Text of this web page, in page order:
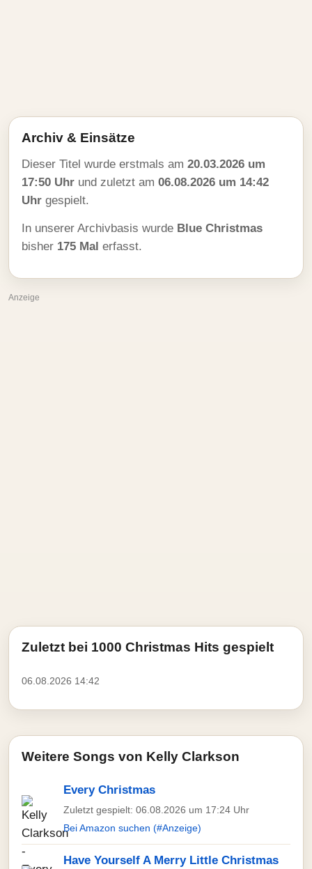
Archiv & Einsätze
Dieser Titel wurde erstmals am 20.03.2026 um
17:50 Uhr und zuletzt am 06.08.2026 um 14:42
Uhr gespielt.
In unserer Archivbasis wurde Blue Christmas
bisher 175 Mal erfasst.
Anzeige
Zuletzt bei 1000 Christmas Hits gespielt
06.08.2026 14:42
Weitere Songs von Kelly Clarkson
Every Christmas
Zuletzt gespielt: 06.08.2026 um 17:24 Uhr
Bei Amazon suchen (#Anzeige)
Have Yourself A Merry Little Christmas